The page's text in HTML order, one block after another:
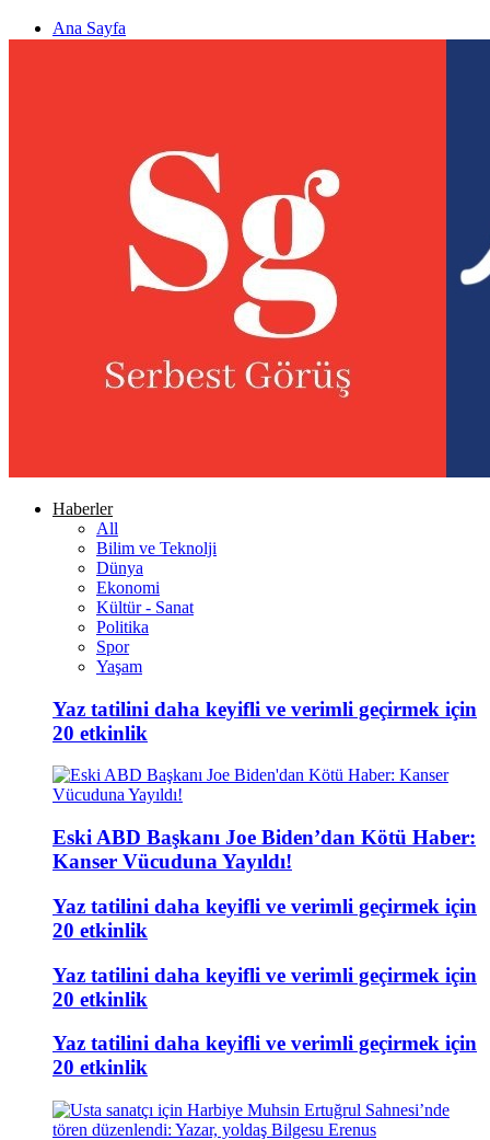
Ana Sayfa
Haberler
All
Bilim ve Teknolji
Dünya
Ekonomi
Kültür - Sanat
Politika
Spor
Yaşam
Yaz tatilini daha keyifli ve verimli geçirmek için
20 etkinlik
Eski ABD Başkanı Joe Biden’dan Kötü Haber:
Kanser Vücuduna Yayıldı!
Yaz tatilini daha keyifli ve verimli geçirmek için
20 etkinlik
Yaz tatilini daha keyifli ve verimli geçirmek için
20 etkinlik
Yaz tatilini daha keyifli ve verimli geçirmek için
20 etkinlik